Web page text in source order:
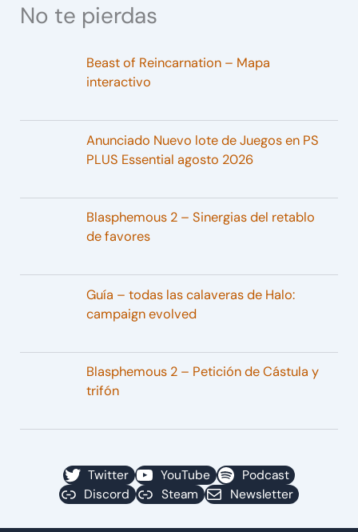
No te pierdas
Beast of Reincarnation – Mapa
interactivo
Anunciado Nuevo lote de Juegos en PS
PLUS Essential agosto 2026
Blasphemous 2 – Sinergias del retablo
de favores
Guía – todas las calaveras de Halo:
campaign evolved
Blasphemous 2 – Petición de Cástula y
trifón
Twitter YouTube
Podcast
Discord
Steam Newsletter